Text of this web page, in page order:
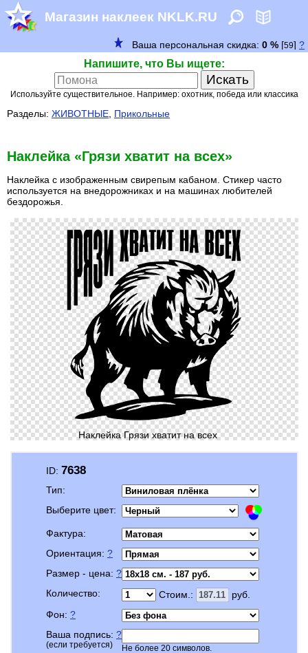
Магазин наклеек NKLK.RU
Напишите, что Вы ищете:
Используйте существительное. Например: охотник, победа или классика
Разделы: ЖИВОТНЫЕ Прикольные
Наклейка «Грязи хватит на всех»
Наклейка с изображенным свирепым кабаном. Стикер часто
используется на внедорожниках и на машинах любителей
бездорожья.
Наклейка Грязи хватит на всех
ID: 7638
Тип:
Выберите цвет:
Фактура:
Ориентация: ?
Размер - цена: ?
Количество:
Стоим.:
руб.
Фон: ?
Ваша подпись: ?
(если требуется) Не более 20 символов.